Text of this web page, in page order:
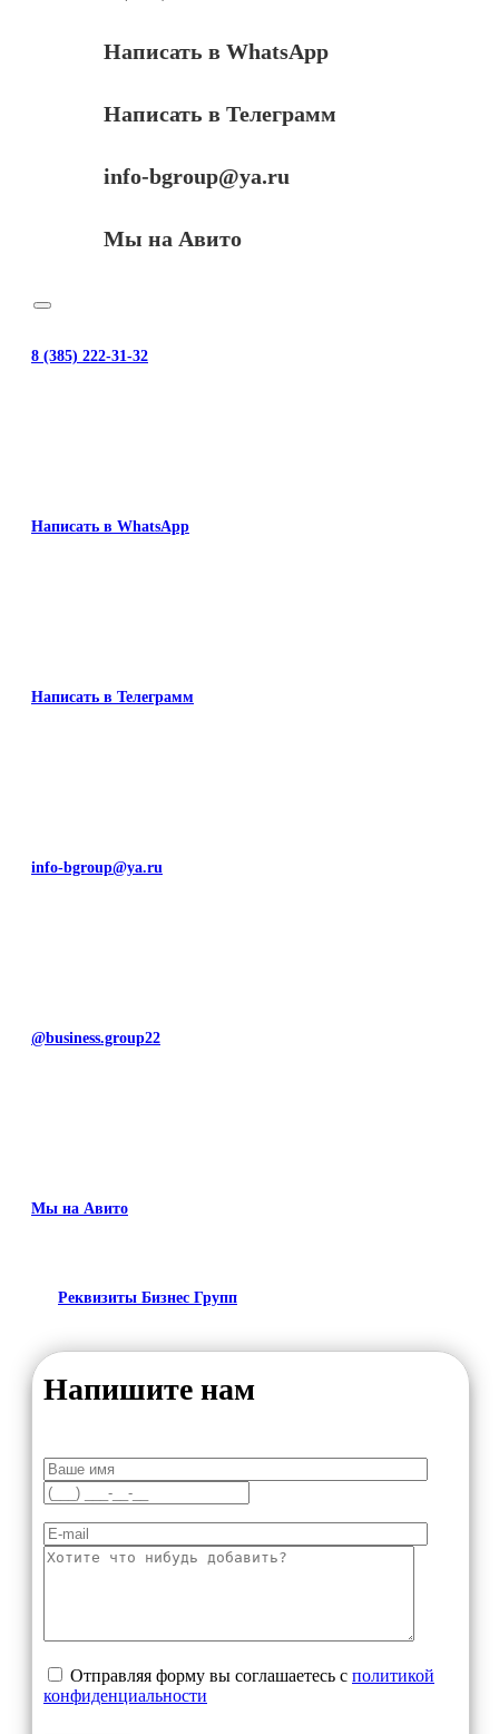
Написать в WhatsApp
Написать в Телеграмм
info-bgroup@ya.ru
Мы на Авито
8 (385) 222-31-32
Написать в WhatsApp
Написать в Телеграмм
info-bgroup@ya.ru
@business.group22
Мы на Авито
Реквизиты Бизнес Групп
Напишите нам
Отправляя форму вы соглашаетесь с политикой
конфиденциальности